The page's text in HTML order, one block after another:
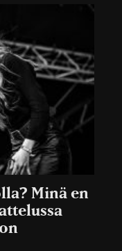
Minä en